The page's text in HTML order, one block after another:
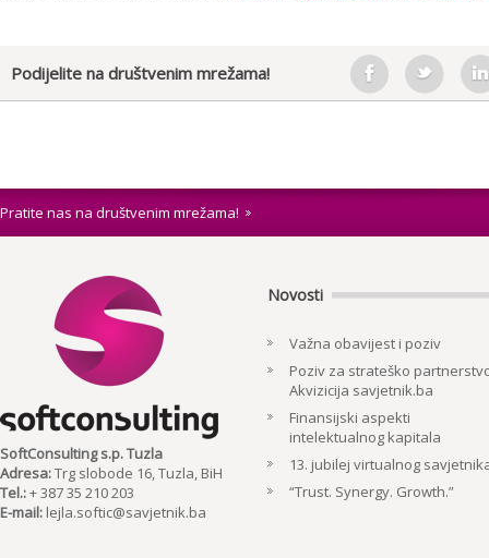
Podijelite na društvenim mrežama!
Pratite nas na društvenim mrežama!
SoftConsulting s.p. Tuzla
Adresa:Trg slobode 16, Tuzla, BiH
Tel.:+ 387 35 210 203
E-mail: lejla.softic@savjetnik.ba
Novosti
Važna obavijest i poziv
Poziv za strateško
Akvizicija savjetnik.ba
Finansijski aspekti
intelektualnog kapitala
13. jubilej virtualnog
“Trust. Synergy. Growth.”